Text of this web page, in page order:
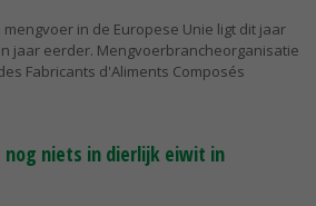
in de Europese Unie ligt dit jaar
jaar eerder. Mengvoerbrancheorganisatie
Fabricants d'Aliments Composés
niets in dierlijk eiwit in